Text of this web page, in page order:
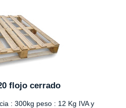
flojo cerrado
: 300kg peso : 12 Kg IVA y